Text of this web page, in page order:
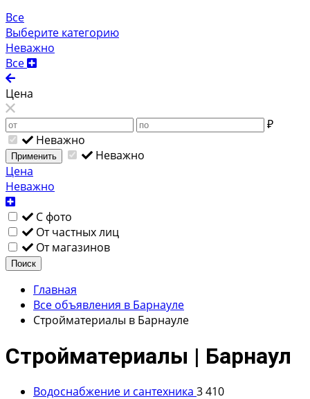
Все
Выберите категорию
Неважно
Все
Цена
₽
Неважно
Применить
Неважно
Цена
Неважно
С фото
От частных лиц
От магазинов
Поиск
Главная
Все объявления в Барнауле
Стройматериалы в Барнауле
Стройматериалы | Барнаул
Водоснабжение и сантехника 3 410